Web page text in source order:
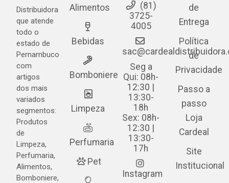
Distribuidora
que atende
todo o
estado de
Pernambuco
com
artigos
dos mais
variados
segmentos:
Produtos
de
Limpeza,
Perfumaria,
Alimentos,
Bomboniere,
Alimentos
Bebidas
Bomboniere
Limpeza
Perfumaria
Pet
(81)
3725-
4005
Seg a
Qui: 08h-
12:30 |
13:30-
18h
Sex: 08h-
12:30 |
13:30-
17h
Instagram
de
Entrega
Política
de
Privacidade
Passo a
passo
Loja
Cardeal
Site
Institucional